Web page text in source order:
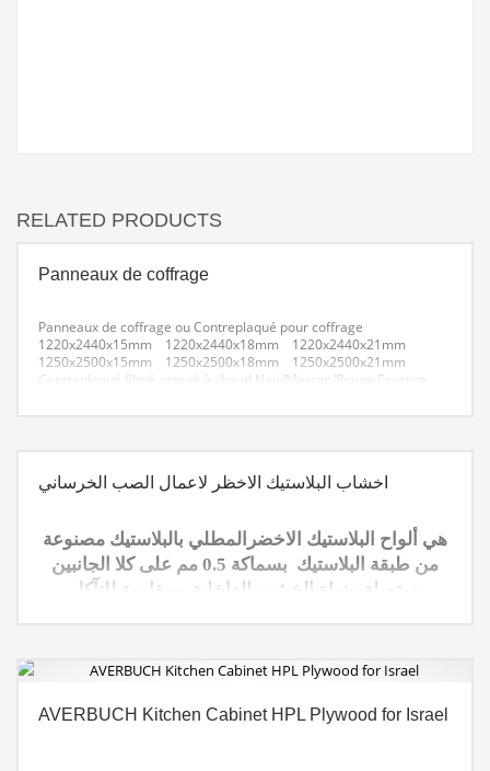
RELATED PRODUCTS
Panneaux de coffrage
Panneaux de coffrage ou Contreplaqué pour coffrage
1220x2440x15mm 1220x2440x18mm 1220x2440x21mm
1250x2500x15mm 1250x2500x18mm 1250x2500x21mm
Contreplaqué filmé pressé à chaud Noir/Marron/Rouge
Essence
اخشاب البلاستيك الاخظر لاعمال الصب الخرساني
هي ألواح البلاستيك الاخضرالمطلي بالبلاستيك مصنوعة
من طبقة البلاستيك بسماكة 0.5 مم على كلا الجانبين
ومتصلة بنواة الخشب الداخلية. ومقاومة للتآكل
AVERBUCH Kitchen Cabinet HPL Plywood for Israel